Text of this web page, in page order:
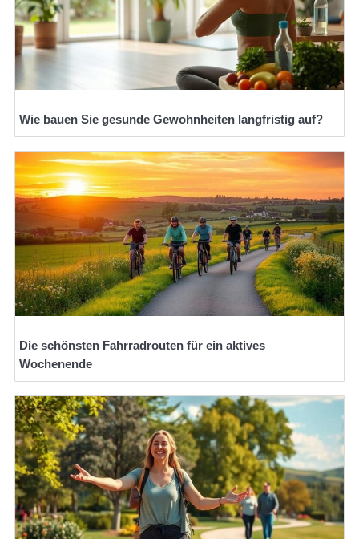
Wie bauen Sie gesunde Gewohnheiten langfristig auf?
Die schönsten Fahrradrouten für ein aktives
Wochenende